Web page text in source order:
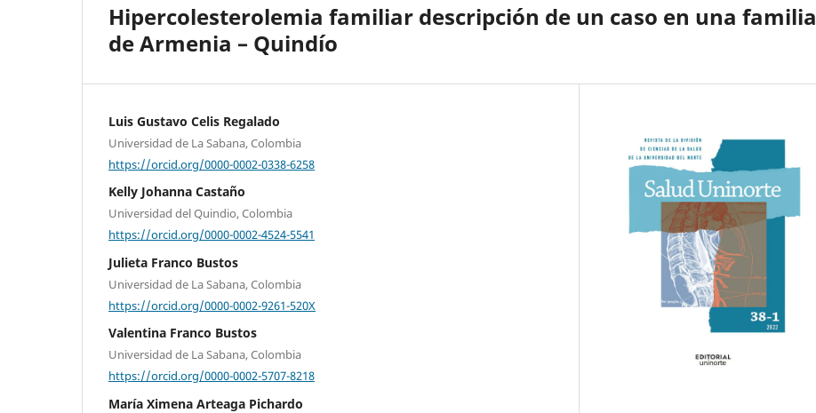
Hipercolesterolemia familiar descripción de un caso en una familia
de Armenia – Quindío
Luis Gustavo Celis Regalado
Universidad de La Sabana, Colombia
https://orcid.org/0000-0002-0338-6258
Kelly Johanna Castaño
Universidad del Quindio, Colombia
https://orcid.org/0000-0002-4524-5541
Julieta Franco Bustos
Universidad de La Sabana, Colombia
https://orcid.org/0000-0002-9261-520X
Valentina Franco Bustos
Universidad de La Sabana, Colombia
https://orcid.org/0000-0002-5707-8218
María Ximena Arteaga Pichardo